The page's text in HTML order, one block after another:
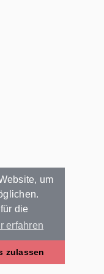
um
die
erfahren
zulassen